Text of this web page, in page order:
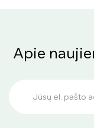
Apie